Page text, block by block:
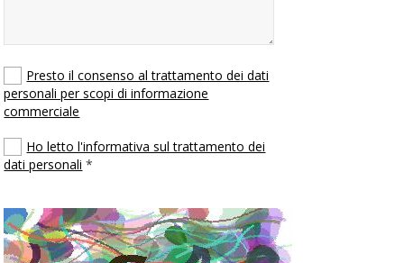
Presto il consenso al trattamento dei dati
personali per scopi di informazione
commerciale
Ho letto l'informativa sul trattamento dei
dati personali *